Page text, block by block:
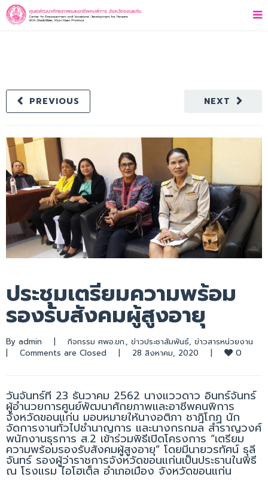
NEXT
PREVIOUS
ประชุมเตรียมความพร้อม
รองรับสังคมผู้สูงอายุ
By admin | กิจกรรม ศพอ.ขก., ข่าวประชาสัมพันธ์, ข่าวสารหน่วยงาน
|
Comments are Closed | 28 สิงหาคม, 2020 | 0
วันจันทร์ที่ 23 ธันวาคม 2562 นางแววดาว อินทร์จันทร์
ผู้อำนวยการศูนย์พัฒนาศักยภาพและอาชีพคนพิการ
จังหวัดขอนแก่น มอบหมายให้นางอติภา ชาฎิโกฏ นัก
จัดการงานทั่วไปชำนาญการ และนางกรกมล สำราญวงศ์
พนักงานธุรการ ส.2 เข้าร่วมพิธีเปิดโครงการ “เตรียม
ความพร้อมรองรับสังคมผู้สูงอายุ” โดยมีนายวรทัศน์ ธุลี
จันทร์ รองผู้ว่าราชการจังหวัดขอนแก่นเป็นประธานในพิธี
ณ โรงแรม ไอโฮเต็ล อำเภอเมือง จังหวัดขอนแก่น